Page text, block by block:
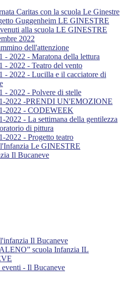
Caritas con la scuola Le Ginestre
Guggenheim LE GINESTRE
alla scuola LE GINESTRE
2022
dell'attenzione
- 2022 - Maratona della lettura
- 2022 - Teatro del vento
- 2022 - Lucilla e il cacciatore di
- 2022 - Polvere di stelle
2022 -PRENDI UN'EMOZIONE
2022 - CODEWEEK
2022 - La settimana della gentilezza
di pittura
2022 - Progetto teatro
Le GINESTRE
Il Bucaneve
Il Bucaneve
scuola Infanzia IL
- Il Bucaneve